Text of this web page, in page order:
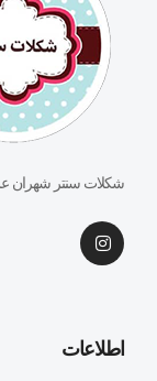
شکلات سنتر شهران
اطلاعات